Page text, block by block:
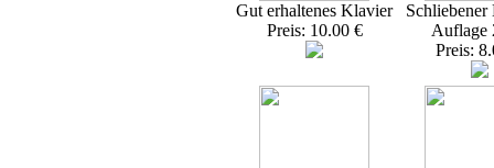
Gut erhaltenes Klavier
Preis: 10.00 €
Schliebener
Auflage
Preis: